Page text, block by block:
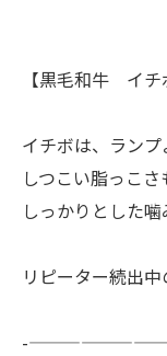
【黒毛和牛 イチ
イチボは、ランプ
しつこい脂っこさ
しっかりとした噛
リピーター続出中
-